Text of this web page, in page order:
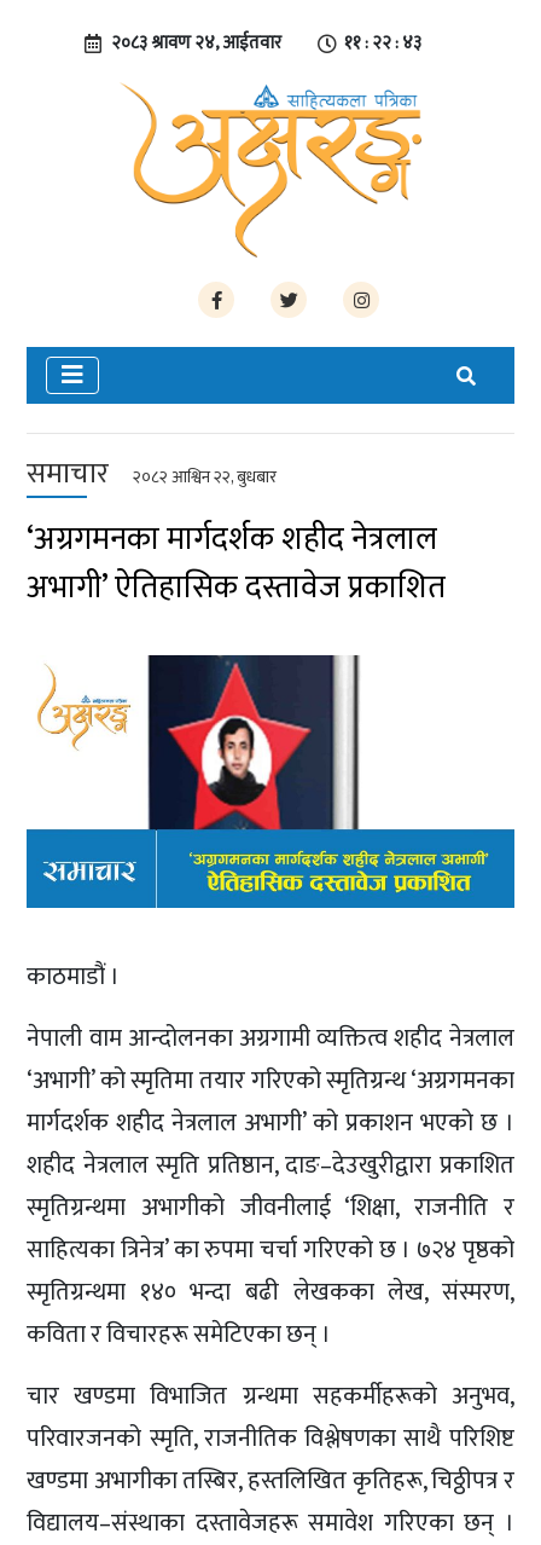
२०८३ श्रावण २४, आईतवार ११ : २२ : ४४
समाचार २०८२ आश्विन २२, बुधबार
‘अग्रगमनका मार्गदर्शक शहीद नेत्रलाल
अभागी’ ऐतिहासिक दस्तावेज प्रकाशित
काठमाडौं ।
नेपाली वाम आन्दोलनका अग्रगामी व्यक्तित्व शहीद नेत्रलाल
‘अभागी’ को स्मृतिमा तयार गरिएको स्मृतिग्रन्थ ‘अग्रगमनका
मार्गदर्शक शहीद नेत्रलाल अभागी’ को प्रकाशन भएको छ ।
शहीद नेत्रलाल स्मृति प्रतिष्ठान, दाङ–देउखुरीद्वारा प्रकाशित
स्मृतिग्रन्थमा अभागीको जीवनीलाई ‘शिक्षा, राजनीति र
साहित्यका त्रिनेत्र’ का रुपमा चर्चा गरिएको छ । ७२४ पृष्ठको
स्मृतिग्रन्थमा १४० भन्दा बढी लेखकका लेख, संस्मरण,
कविता र विचारहरू समेटिएका छन् ।
चार खण्डमा विभाजित ग्रन्थमा सहकर्मीहरूको अनुभव,
परिवारजनको स्मृति, राजनीतिक विश्लेषणका साथै परिशिष्ट
खण्डमा अभागीका तस्बिर, हस्तलिखित कृतिहरू, चिठ्ठीपत्र र
विद्यालय–संस्थाका दस्तावेजहरू समावेश गरिएका छन् ।